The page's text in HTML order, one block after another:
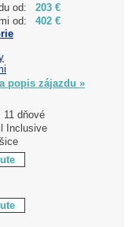
od:
203 €
od:
402 €
popis zájazdu »
dňové
Inclusive